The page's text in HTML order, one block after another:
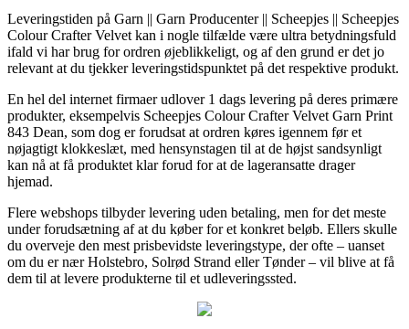
Leveringstiden på Garn || Garn Producenter || Scheepjes || Scheepjes
Colour Crafter Velvet kan i nogle tilfælde være ultra betydningsfuld
ifald vi har brug for ordren øjeblikkeligt, og af den grund er det jo
relevant at du tjekker leveringstidspunktet på det respektive produkt.
En hel del internet firmaer udlover 1 dags levering på deres primære
produkter, eksempelvis Scheepjes Colour Crafter Velvet Garn Print
843 Dean, som dog er forudsat at ordren køres igennem før et
nøjagtigt klokkeslæt, med hensynstagen til at de højst sandsynligt
kan nå at få produktet klar forud for at de lageransatte drager
hjemad.
Flere webshops tilbyder levering uden betaling, men for det meste
under forudsætning af at du køber for et konkret beløb. Ellers skulle
du overveje den mest prisbevidste leveringstype, der ofte – uanset
om du er nær Holstebro, Solrød Strand eller Tønder – vil blive at få
dem til at levere produkterne til et udleveringssted.